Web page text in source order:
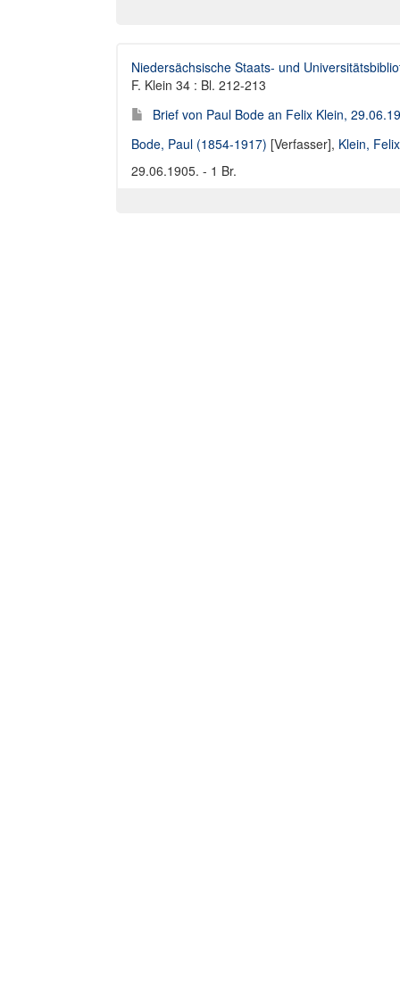
Niedersächsische Staats- und
F. Klein 34 : Bl. 212-213
Brief von Paul Bode an Felix Klein,
Bode, Paul (1854-1917) [Verfasser], Klein,
29.06.1905. - 1 Br.